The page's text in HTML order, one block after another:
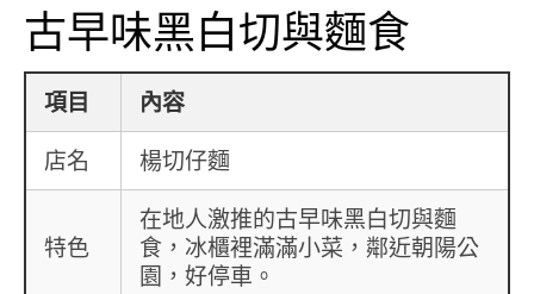
古早味黑白切與麵食
項目
內容
店名
楊切仔麵
特色
在地人激推的古早味黑白切與麵
食，冰櫃裡滿滿小菜，鄰近朝陽公
園，好停車。